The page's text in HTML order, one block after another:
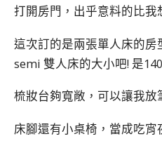
打開房門，出乎意料的比我
這次訂的是兩張單人床的
semi 雙人床的大小吧! 是
梳妝台夠寬敞，可以讓我放
床腳還有小桌椅，當成吃